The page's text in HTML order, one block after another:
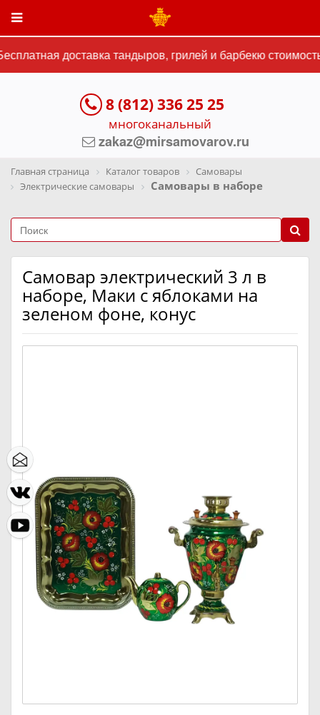
доставка тандыров, грилей и барбекю
8 (812) 336 25 25
многоканальный
zakaz@mirsamovarov.ru
Главная страница Каталог товаров
Самовары
Электрические самовары
Самовары в наборе
Самовар электрический 3 л в
наборе, Маки с яблоками на
зеленом фоне, конус